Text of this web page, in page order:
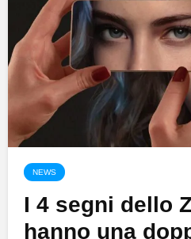
NEWS
I 4 segni dello
hanno una